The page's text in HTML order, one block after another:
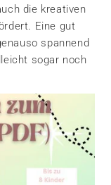
die kreativen
Eine gut
spannend
sogar noch